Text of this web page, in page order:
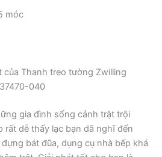
móc
của Thanh treo tường Zwilling
040
gia đình sống cảnh trật trội
rất dễ thấy lạc bạn dã nghĩ đến
bát đũa, dụng cụ nhà bếp khá